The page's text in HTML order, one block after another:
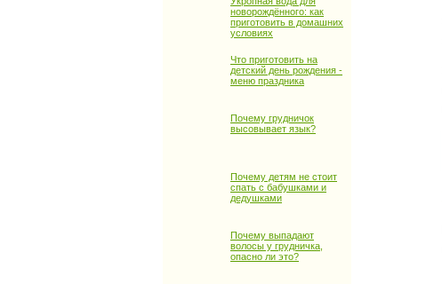
новорождённого: как
приготовить в домашних
условиях
Что приготовить на
детский день рождения -
меню праздника
Почему грудничок
высовывает язык?
Почему детям не стоит
спать с бабушками и
дедушками
Почему выпадают
волосы у грудничка,
опасно ли это?